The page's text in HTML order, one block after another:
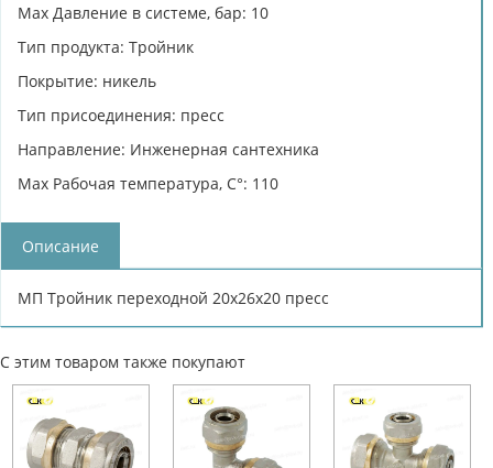
Max Давление в системе, бар: 10
Тип продукта: Тройник
Покрытие: никель
Тип присоединения: пресс
Направление: Инженерная сантехника
Max Рабочая температура, C°: 110
Описание
МП Тройник переходной 20х26х20 пресс
С этим товаром также покупают